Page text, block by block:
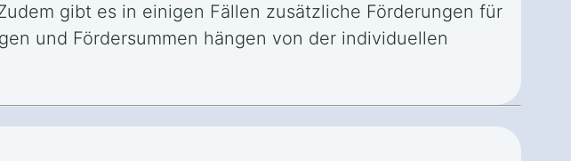
gibt es in einigen Fällen zusätzliche Förderungen für
und Fördersummen hängen von der individuellen